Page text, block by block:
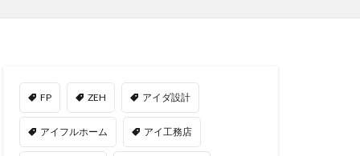
FP ZEH アイダ設計
アイフルホーム アイ工務店